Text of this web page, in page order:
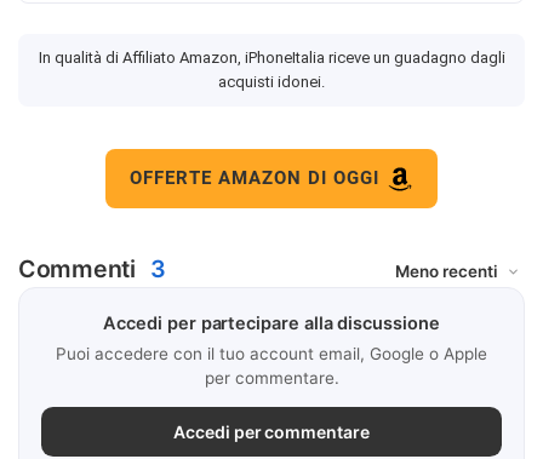
In qualità di Affiliato Amazon, iPhoneItalia riceve un guadagno dagli
acquisti idonei.
OFFERTE AMAZON DI OGGI
Commenti 3
Accedi per partecipare alla discussione
Puoi accedere con il tuo account email, Google o Apple
per commentare.
Accedi per commentare